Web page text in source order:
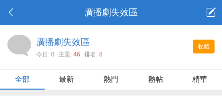
廣播劇失效區
收藏
廣播劇失效區
今日: 0 主題: 46 排名: 8
全部 最新 熱門 熱帖 精華